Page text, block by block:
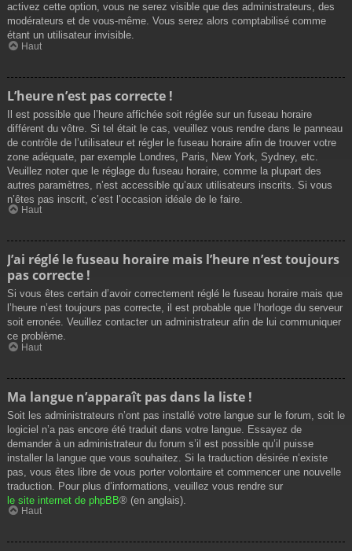
activez cette option, vous ne serez visible que des administrateurs, des
modérateurs et de vous-même. Vous serez alors comptabilisé comme
étant un utilisateur invisible.
Haut
L’heure n’est pas correcte !
Il est possible que l’heure affichée soit réglée sur un fuseau horaire
différent du vôtre. Si tel était le cas, veuillez vous rendre dans le panneau
de contrôle de l’utilisateur et régler le fuseau horaire afin de trouver votre
zone adéquate, par exemple Londres, Paris, New York, Sydney, etc.
Veuillez noter que le réglage du fuseau horaire, comme la plupart des
autres paramètres, n’est accessible qu’aux utilisateurs inscrits. Si vous
n’êtes pas inscrit, c’est l’occasion idéale de le faire.
Haut
J’ai réglé le fuseau horaire mais l’heure n’est toujours
pas correcte !
Si vous êtes certain d’avoir correctement réglé le fuseau horaire mais que
l’heure n’est toujours pas correcte, il est probable que l’horloge du serveur
soit erronée. Veuillez contacter un administrateur afin de lui communiquer
ce problème.
Haut
Ma langue n’apparaît pas dans la liste !
Soit les administrateurs n’ont pas installé votre langue sur le forum, soit le
logiciel n’a pas encore été traduit dans votre langue. Essayez de
demander à un administrateur du forum s’il est possible qu’il puisse
installer la langue que vous souhaitez. Si la traduction désirée n’existe
pas, vous êtes libre de vous porter volontaire et commencer une nouvelle
traduction. Pour plus d’informations, veuillez vous rendre sur
le site internet de phpBB® (en anglais).
Haut